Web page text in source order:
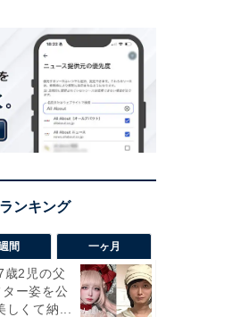
間 一ヶ月
歳2児の父
ー姿を公
しくて納...